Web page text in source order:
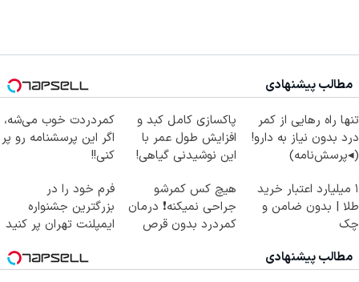
مطالب پیشنهادی
تنها راه رهایی از کمر
درد بدون نیاز به دارو!
(◂پرسش‌نامه)
پاکسازی کامل کبد و
افزایش طول عمر با
این نوشیدنی گیاهی!
کمردردت خوب می‌شه،
اگر این پرسشنامه رو پر
کنی!!
۱ میلیارد اعتبار خرید
طلا | بدون ضامن و
چک
هیچ کس کمرشو
جراحی نمیکنه❗ درمان
کمردرد بدون قرص
فرم خود را در
بزرگترین جشنواره
ایمپلنت تهران پر کنید
مطالب پیشنهادی